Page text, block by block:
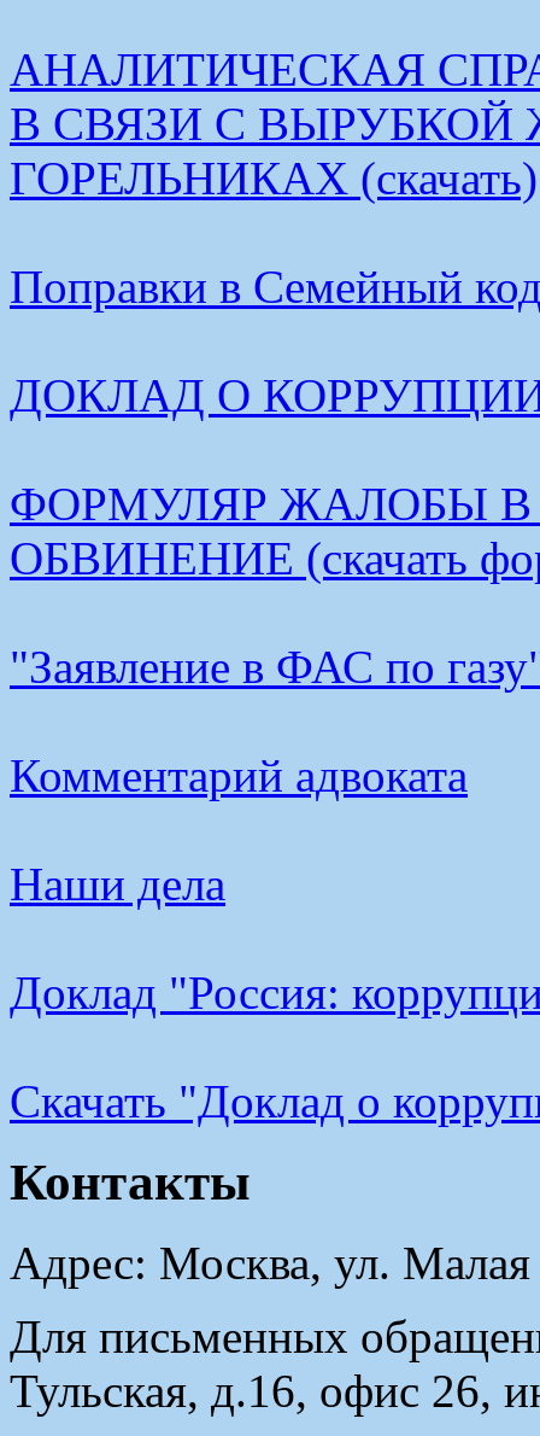
АНАЛИТИЧЕСКАЯ
В СВЯЗИ С
ГОРЕЛЬНИКАХ (скачать)
Поправки в Семейный
ДОКЛАД О КОРРУПЦИИ
ФОРМУЛЯР ЖАЛОБЫ
ОБВИНЕНИЕ (скачать
"Заявление в ФАС по
Комментарий адвоката
Наши дела
Доклад "Россия:
Cкачать "Доклад о
Контакты
Адрес: Москва, ул.
Для письменных
Тульская, д.16, офис 26,